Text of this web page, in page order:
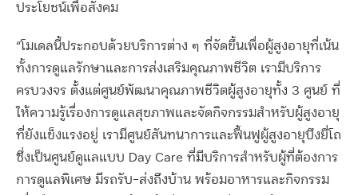
ประโยชน์เพื่อสังคม
“โมเดลนี้ประกอบด้วยบริการต่าง ๆ ที่จัดขึ้นเพื่อผู้สูงอายุที่เน้น
ทั้งการดูแลรักษาและการส่งเสริมคุณภาพชีวิต เรามีบริการ
ครบวงจร ตั้งแต่ศูนย์พัฒนาคุณภาพชีวิตผู้สูงอายุทั้ง 3 ศูนย์ ที่
ให้ความรู้เรื่องการดูแลสุขภาพและจัดกิจกรรมสำหรับผู้สูงอายุ
ที่ยังแข็งแรงอยู่ เรามีศูนย์สันทนาการและฟื้นฟูผู้สูงอายุบึงยี่โถ
ซึ่งเป็นศูนย์ดูแลแบบ Day Care ที่มีบริการสำหรับผู้ที่ต้องการ
การดูแลพิเศษ มีรถรับ-ส่งถึงบ้าน พร้อมอาหารและกิจกรรม